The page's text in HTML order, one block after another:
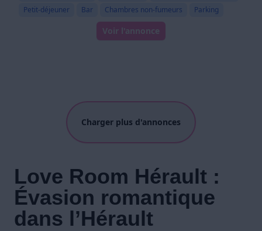
Petit-déjeuner
Bar Chambres non-fumeurs Parking
Voir l'annonce
Charger plus d'annonces
Love Room Hérault :
Évasion romantique
dans l’Hérault